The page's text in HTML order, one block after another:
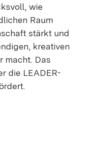
wie
Raum
stärkt und
kreativen
macht. Das
die LEADER-